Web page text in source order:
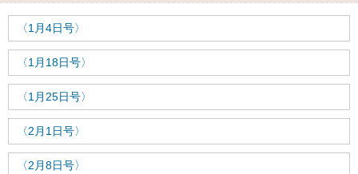
〈1月4日号〉
〈1月18日号〉
〈1月25日号〉
〈2月1日号〉
〈2月8日号〉